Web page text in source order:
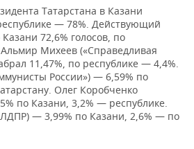
Татарстана в Казани
— 78%. Действующий
72,6% голосов, по
Михеев («Справедливая
11,47%, по республике — 4,4%.
России») — 6,59% по
Олег Коробченко
по Казани, 3,2% — республике.
— 3,99% по Казани, 2,6% — по